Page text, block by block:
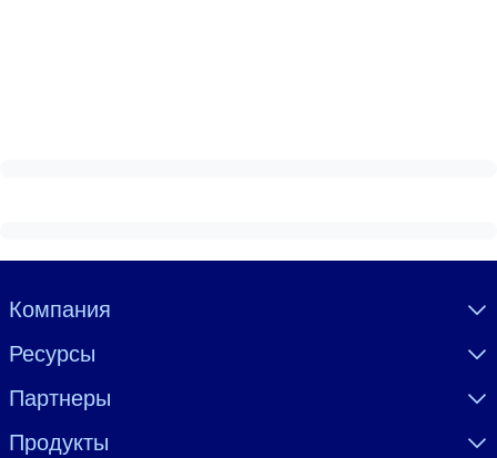
Visually hidden Text
Компания
Ресурсы
Партнеры
Продукты